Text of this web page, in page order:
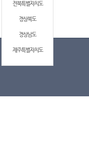
전북특별자치도
경상북도
경상남도
제주특별자치도